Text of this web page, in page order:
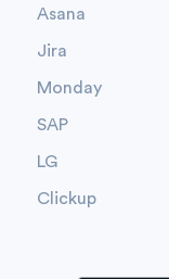
Asana
Jira
Monday
SAP
LG
Clickup